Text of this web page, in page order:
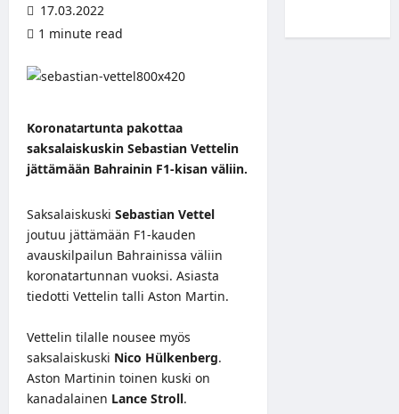
17.03.2022
1 minute read
Koronatartunta pakottaa
saksalaiskuskin Sebastian Vettelin
jättämään Bahrainin F1-kisan väliin.
Saksalaiskuski Sebastian Vettel
joutuu jättämään F1-kauden
avauskilpailun Bahrainissa väliin
koronatartunnan vuoksi. Asiasta
tiedotti Vettelin talli Aston Martin.
Vettelin tilalle nousee myös
saksalaiskuski Nico Hülkenberg.
Aston Martinin toinen kuski on
kanadalainen Lance Stroll.